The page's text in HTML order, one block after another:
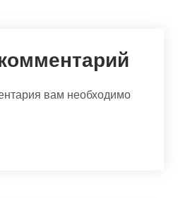
вам необходимо